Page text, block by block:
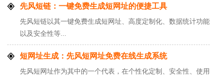
先风短链：一键免费生成短网址的便捷工具
先风短链以其一键免费生成短网址、高度定制化、数据统计功能
以及安全性等...
短网址生成：先风短网址免费在线生成系统
先风短网址作为其中的一个代表，在个性化定制、安全性、使用